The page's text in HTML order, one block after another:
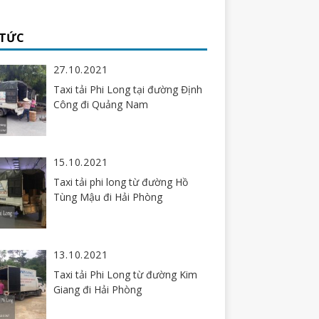
27.10.2021
Taxi tải Phi Long tại đường Định
Công đi Quảng Nam
15.10.2021
Taxi tải phi long từ đường Hồ
Tùng Mậu đi Hải Phòng
13.10.2021
Taxi tải Phi Long từ đường Kim
Giang đi Hải Phòng